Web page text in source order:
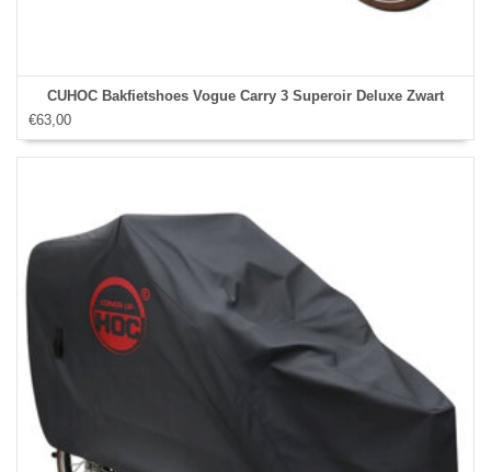
CUHOC Bakfietshoes Vogue Carry 3 Superoir Deluxe Zwart
€63,00